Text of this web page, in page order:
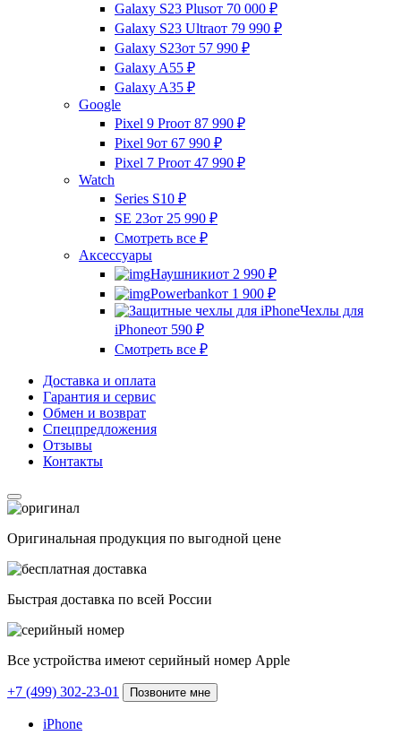
Galaxy S23 Plusот 70 000 ₽
Galaxy S23 Ultraот 79 990 ₽
Galaxy S23от 57 990 ₽
Galaxy A55 ₽
Galaxy A35 ₽
Google
Pixel 9 Proот 87 990 ₽
Pixel 9от 67 990 ₽
Pixel 7 Proот 47 990 ₽
Watch
Series S10 ₽
SE 23от 25 990 ₽
Смотреть все ₽
Аксессуары
Наушникиот 2 990 ₽
Powerbankот 1 900 ₽
Чехлы для
iPhoneот 590 ₽
Смотреть все ₽
Доставка и оплата
Гарантия и сервис
Обмен и возврат
Спецпредложения
Отзывы
Контакты
Оригинальная продукция по выгодной цене
Быстрая доставка по всей России
Все устройства имеют серийный номер Apple
+7 (499) 302-23-01 Позвоните мне
iPhone